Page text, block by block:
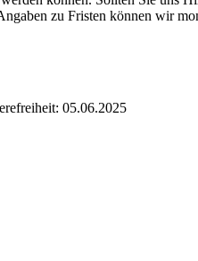
zu Fristen können wir
05.06.2025